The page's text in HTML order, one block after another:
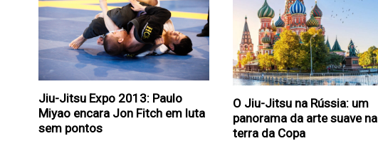
Jiu-Jitsu Expo 2013: Paulo
Miyao encara Jon Fitch em luta
sem pontos
O Jiu-Jitsu na Rússia: um
panorama da arte suave na
terra da Copa